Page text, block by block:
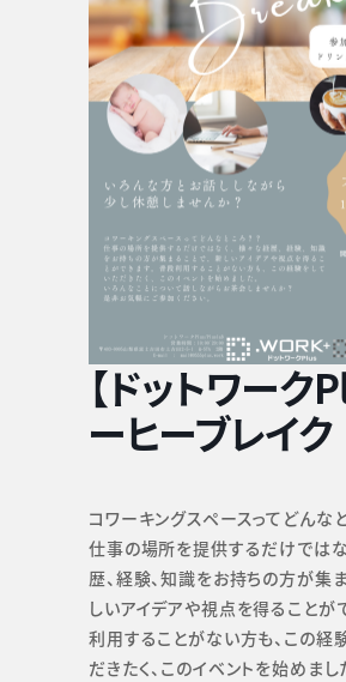
【ドットワーク
ーヒーブレイク
コワーキングスペースってどんなと
仕事の場所を提供するだけでは
歴、経験、知識をお持ちの方が集
しいアイデアや視点を得ることが
利用することがない方も、この経
だきたく、このイベントを始めまし